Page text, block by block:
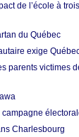
de l’école à
du Québec
exige
parents victimes
Charlesbourg